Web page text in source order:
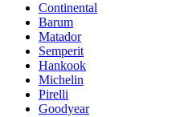
Continental
Barum
Matador
Semperit
Hankook
Michelin
Pirelli
Goodyear